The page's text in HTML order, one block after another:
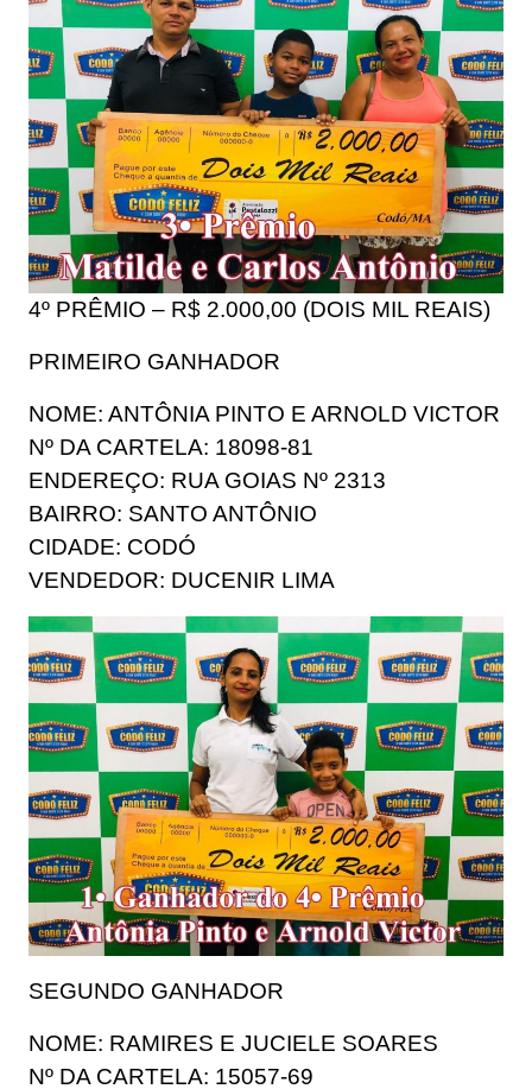
4º PRÊMIO – R$ 2.000,00 (DOIS MIL REAIS)
PRIMEIRO GANHADOR
NOME: ANTÔNIA PINTO E ARNOLD VICTOR
Nº DA CARTELA: 18098-81
ENDEREÇO: RUA GOIAS Nº 2313
BAIRRO: SANTO ANTÔNIO
CIDADE: CODÓ
VENDEDOR: DUCENIR LIMA
SEGUNDO GANHADOR
NOME: RAMIRES E JUCIELE SOARES
Nº DA CARTELA: 15057-69